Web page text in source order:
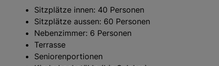
Sitzplätze innen: 40 Personen
Sitzplätze aussen: 60 Personen
Nebenzimmer: 6 Personen
Terrasse
Seniorenportionen